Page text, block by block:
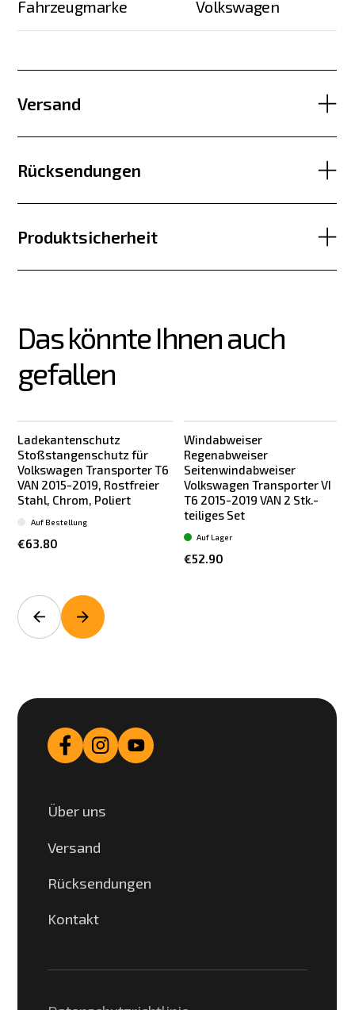
Fahrzeugmarke Volkswagen
Versand
Rücksendungen
Produktsicherheit
Das könnte Ihnen auch
gefallen
Ladekantenschutz
Stoßstangenschutz für
Volkswagen Transporter T6
VAN 2015-2019, Rostfreier
Stahl, Chrom, Poliert
€63.80
Auf Bestellung
Windabweiser
Regenabweiser
Seitenwindabweiser
Volkswagen Transporter VI
T6 2015-2019 VAN 2 Stk.-
teiliges Set
€52.90
Auf Lager
Über uns
Versand
Rücksendungen
Kontakt